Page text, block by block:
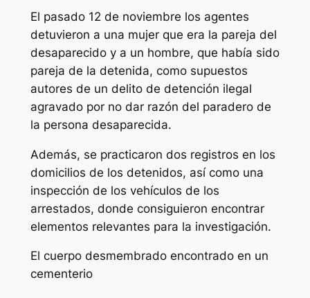
El pasado 12 de noviembre los agentes
detuvieron a una mujer que era la pareja del
desaparecido y a un hombre, que había sido
pareja de la detenida, como supuestos
autores de un delito de detención ilegal
agravado por no dar razón del paradero de
la persona desaparecida.
Además, se practicaron dos registros en los
domicilios de los detenidos, así como una
inspección de los vehículos de los
arrestados, donde consiguieron encontrar
elementos relevantes para la investigación.
El cuerpo desmembrado encontrado en un
cementerio